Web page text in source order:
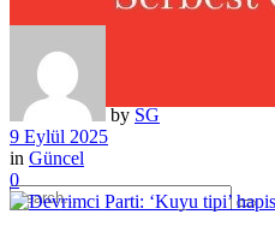
by SG
9 Eylül 2025
in Güncel
0